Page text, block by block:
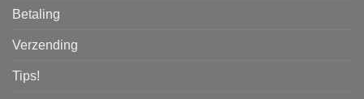
Betaling
Verzending
Tips!